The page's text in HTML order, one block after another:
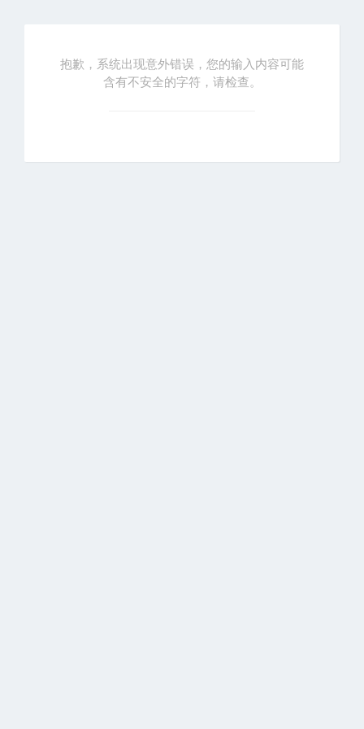
抱歉，系统出现意外错误，您的输入内容可能
含有不安全的字符，请检查。